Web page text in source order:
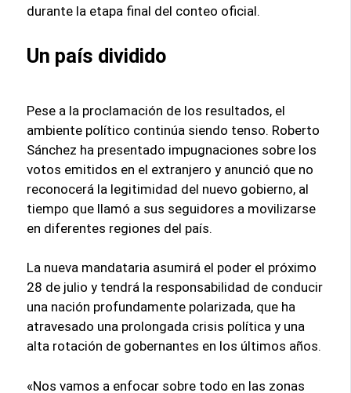
durante la etapa final del conteo oficial.
Un país dividido
Pese a la proclamación de los resultados, el
ambiente político continúa siendo tenso. Roberto
Sánchez ha presentado impugnaciones sobre los
votos emitidos en el extranjero y anunció que no
reconocerá la legitimidad del nuevo gobierno, al
tiempo que llamó a sus seguidores a movilizarse
en diferentes regiones del país.
La nueva mandataria asumirá el poder el próximo
28 de julio y tendrá la responsabilidad de conducir
una nación profundamente polarizada, que ha
atravesado una prolongada crisis política y una
alta rotación de gobernantes en los últimos años.
«Nos vamos a enfocar sobre todo en las zonas